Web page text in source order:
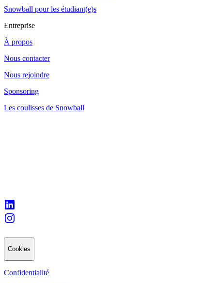
Snowball pour les étudiant(e)s
Entreprise
À propos
Nous contacter
Nous rejoindre
Sponsoring
Les coulisses de Snowball
Cookies
Confidentialité